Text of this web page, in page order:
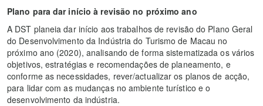
Plano para dar início à revisão no próximo ano
A DST planeia dar início aos trabalhos de revisão do Plano Geral
do Desenvolvimento da Indústria do Turismo de Macau no
próximo ano (2020), analisando de forma sistematizada os vários
objetivos, estratégias e recomendações de planeamento, e
conforme as necessidades, rever/actualizar os planos de acção,
para lidar com as mudanças no ambiente turístico e o
desenvolvimento da indústria.